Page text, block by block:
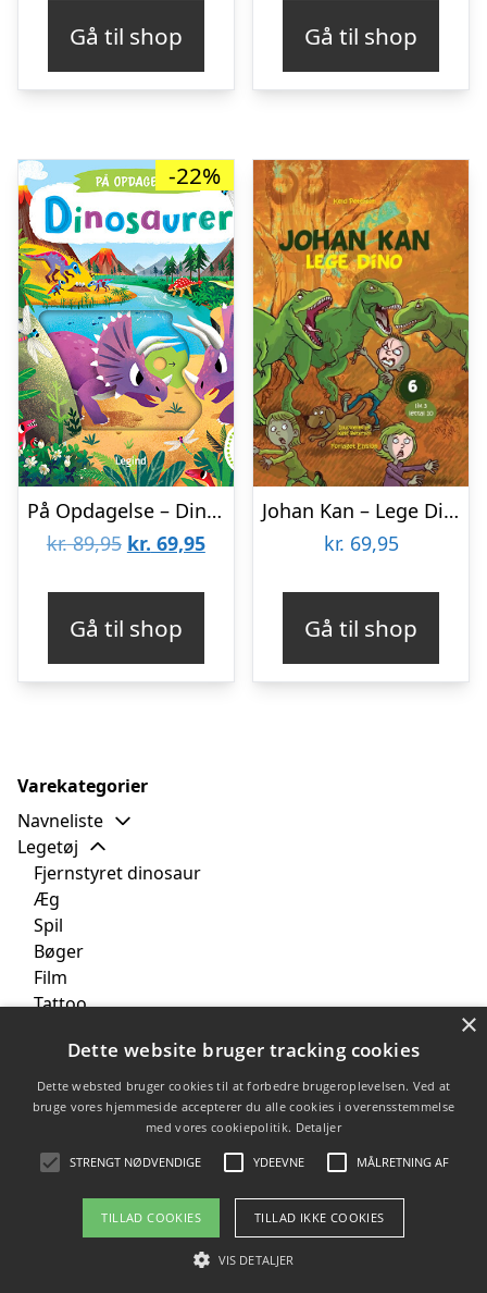
Gå til shop Gå til shop
-22%
På Opdagelse – Dinosaurer – Bog
kr.89,95 Den
kr. 89,95.
kr. 69,95Den
kr. 69,95.
Gå til shop
Johan Kan – Lege Dino – Keld Petersen – Bog
kr. 69,95
Gå til shop
Varekategorier
Navneliste
Legetøj
Fjernstyret dinosaur
Æg
Spil
Bøger
Film
Tattoo
Perleplader
Tekstil
Børneværelset
Tilbud
×
Dette website bruger tracking cookies
Dette websted bruger cookies til at forbedre brugeroplevelsen. Ved at
bruge vores hjemmeside accepterer du alle cookies i overensstemmelse
med vores cookiepolitik. Detaljer
STRENGT NØDVENDIGE YDEEVNE MÅLRETNING AF
TILLAD COOKIES TILLAD IKKE COOKIES
VIS DETALJER